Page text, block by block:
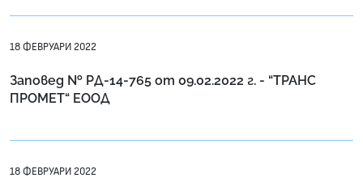
18 ФЕВРУАРИ 2022
Заповед № РД-14-765 от 09.02.2022 г. - “ТРАНС
ПРОМЕТ“ ЕООД
18 ФЕВРУАРИ 2022